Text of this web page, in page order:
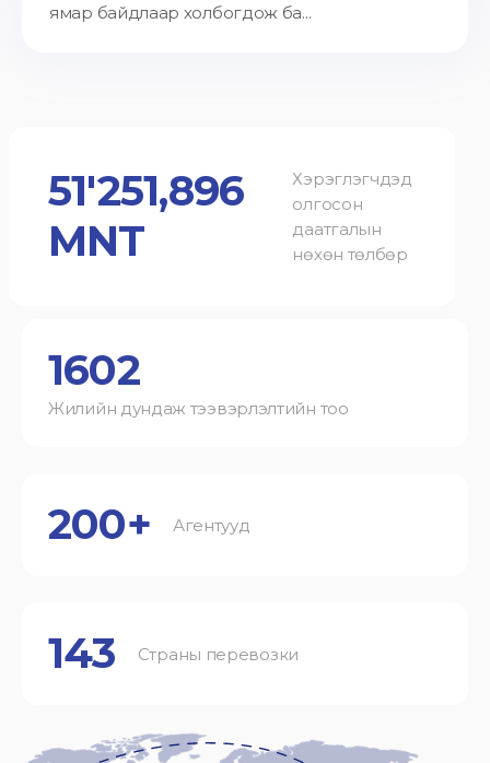
ямар байдлаар холбогдож ба...
51'251,896
MNT
Хэрэглэгчдэд
олгосон
даатгалын
нөхөн төлбөр
1602
Жилийн дундаж тээвэрлэлтийн тоо
200+ Агентууд
143 Страны перевозки